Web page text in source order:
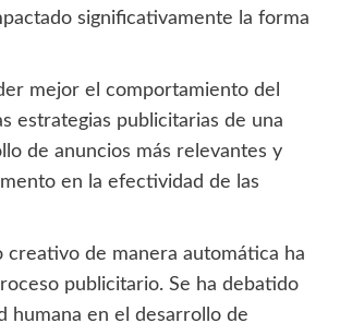
significativamente la forma
mejor el comportamiento del
estrategias publicitarias de una
de anuncios más relevantes y
en la efectividad de las
creativo de manera automática ha
publicitario. Se ha debatido
humana en el desarrollo de